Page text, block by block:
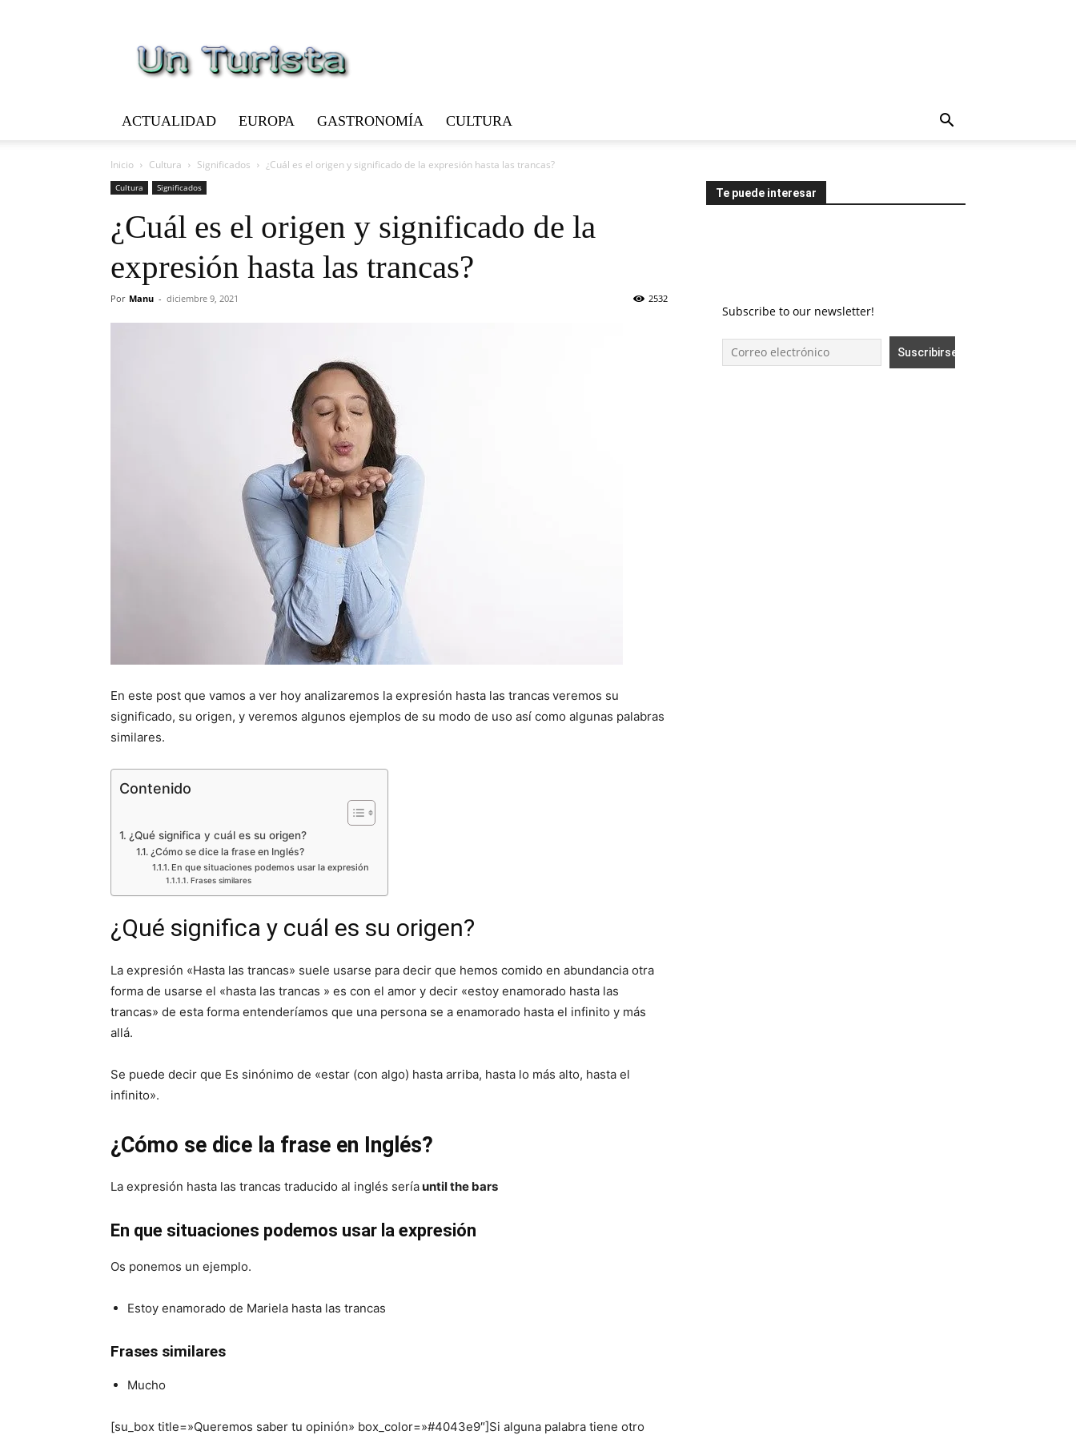
Turista
ACTUALIDAD EUROPA GASTRONOMÍA CULTURA
Inicio Cultura Significados ¿Cuál es el origen y significado de la expresión hasta las trancas?
Cultura Significados
¿Cuál es el origen y significado de la
expresión hasta las trancas?
Por Manu - diciembre 9, 2021 2532
En este post que vamos a ver hoy analizaremos la expresión hasta las trancas veremos su
significado, su origen, y veremos algunos ejemplos de su modo de uso así como algunas palabras
similares.
Contenido
¿Qué significa y cuál es su origen?
¿Cómo se dice la frase en Inglés?
En que situaciones podemos usar la expresión
Frases similares
¿Qué significa y cuál es su origen?
La expresión «Hasta las trancas» suele usarse para decir que hemos comido en abundancia otra
forma de usarse el «hasta las trancas » es con el amor y decir «estoy enamorado hasta las
trancas» de esta forma entenderíamos que una persona se a enamorado hasta el infinito y más
allá.
Se puede decir que Es sinónimo de «estar (con algo) hasta arriba, hasta lo más alto, hasta el
infinito».
¿Cómo se dice la frase en Inglés?
La expresión hasta las trancas traducido al inglés seríauntil the bars
En que situaciones podemos usar la expresión
Os ponemos un ejemplo.
Estoy enamorado de Mariela hasta las trancas
Frases similares
Mucho
[su_box title=»Queremos saber tu opinión» box_color=»#4043e9″]Si alguna palabra tiene otro
Te puede interesar
Subscribe to our newsletter!